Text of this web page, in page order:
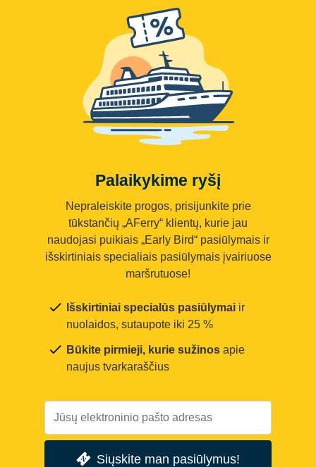
Palaikykime ryšį
Nepraleiskite progos, prisijunkite prie
tūkstančių „AFerry“ klientų, kurie jau
naudojasi puikiais „Early Bird“ pasiūlymais ir
išskirtiniais specialiais pasiūlymais įvairiuose
maršrutuose!
Išskirtiniai specialūs pasiūlymai ir
nuolaidos, sutaupote iki 25 %
Būkite pirmieji, kurie sužinos apie
naujus tvarkaraščius
Siųskite man pasiūlymus!